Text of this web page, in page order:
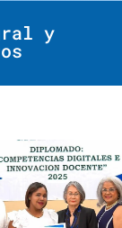
y